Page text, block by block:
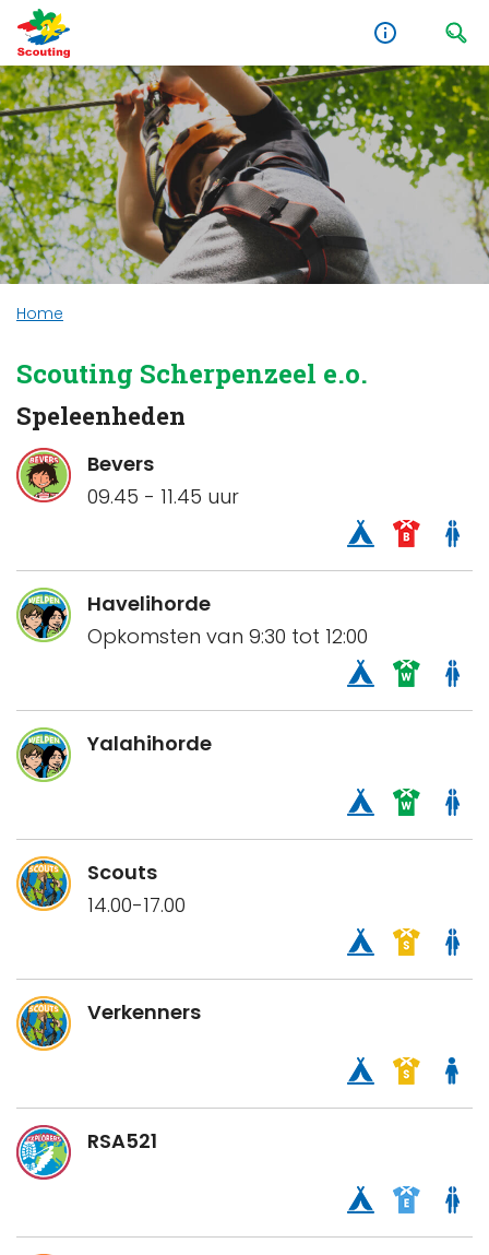
Home
Scouting Scherpenzeel e.o.
Speleenheden
Bevers
09.45 - 11.45 uur
Havelihorde
Opkomsten van 9:30 tot 12:00
Yalahihorde
Scouts
14.00-17.00
Verkenners
RSA521